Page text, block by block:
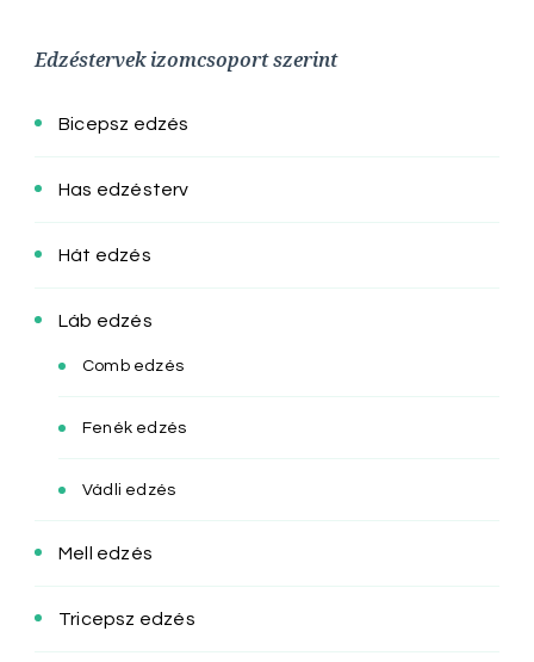
Edzéstervek izomcsoport szerint
Bicepsz edzés
Has edzésterv
Hát edzés
Láb edzés
Comb edzés
Fenék edzés
Vádli edzés
Mell edzés
Tricepsz edzés